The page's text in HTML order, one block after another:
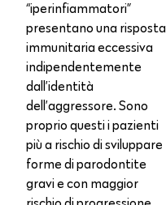
“iperinfiammatori”
presentano una risposta
immunitaria eccessiva
indipendentemente
dall’identità
dell’aggressore. Sono
proprio questi i pazienti
più a rischio di sviluppare
forme di parodontite
gravi e con maggior